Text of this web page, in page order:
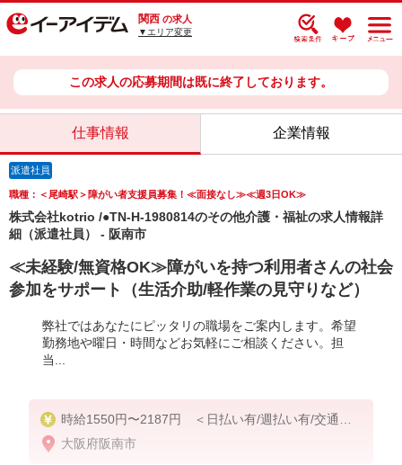
関西 の求人
▼エリア変更
この求人の応募期間は既に終了しております。
仕事情報 企業情報
派遣社員
職種：＜尾崎駅＞障がい者支援員募集！≪面接なし≫≪週3日OK≫
株式会社kotrio /●TN-H-1980814のその他介護・福祉の求人情報詳
細（派遣社員） - 阪南市
≪未経験/無資格OK≫障がいを持つ利用者さんの社会
参加をサポート（生活介助/軽作業の見守りなど）
弊社ではあなたにピッタリの職場をご案内します。希望
勤務地や曜日・時間などお気軽にご相談ください。担
当...
時給1550円〜2187円 ＜日払い有/週払い有/交通費
全支給(ガソリン代含む)＞
大阪府阪南市